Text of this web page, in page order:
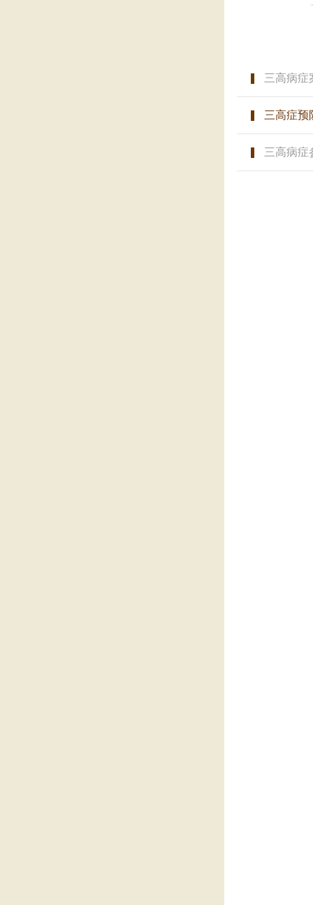
三高病症
三高症预
三高病症